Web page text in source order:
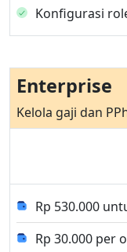
Konfigurasi
Enterprise
Kelola gaji dan
Rp 530.000
Rp 30.000 per